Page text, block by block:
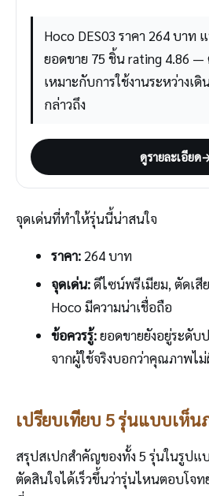
Hoco DES03 ราคา 264 บาท
ยอดขาย 75 ชิ้น rating 4.86 —
เหมาะกับการใช้งานระหว่างเ
กล่าวถึง
ดูรายละเอียด
จุดเด่นที่ทำให้รุ่นนี้น่าสนใจ
ราคา:264 บาท
จุดเด่น:ดีไซน์พรีเมียม, ตัดเสี
Hoco มีความน่าเชื่อถือ
ข้อควรรู้:ยอดขายยังอยู่ระดับ
จากผู้ใช้จริงบอกว่าคุณภาพไ
เปรียบเทียบ 5 รุ่นแบบเห็น
สรุปสเปกสำคัญของทั้ง 5 รุ่นในรูปแ
ตัดสินใจได้เร็วขึ้นว่ารุ่นไหนตอบโจ